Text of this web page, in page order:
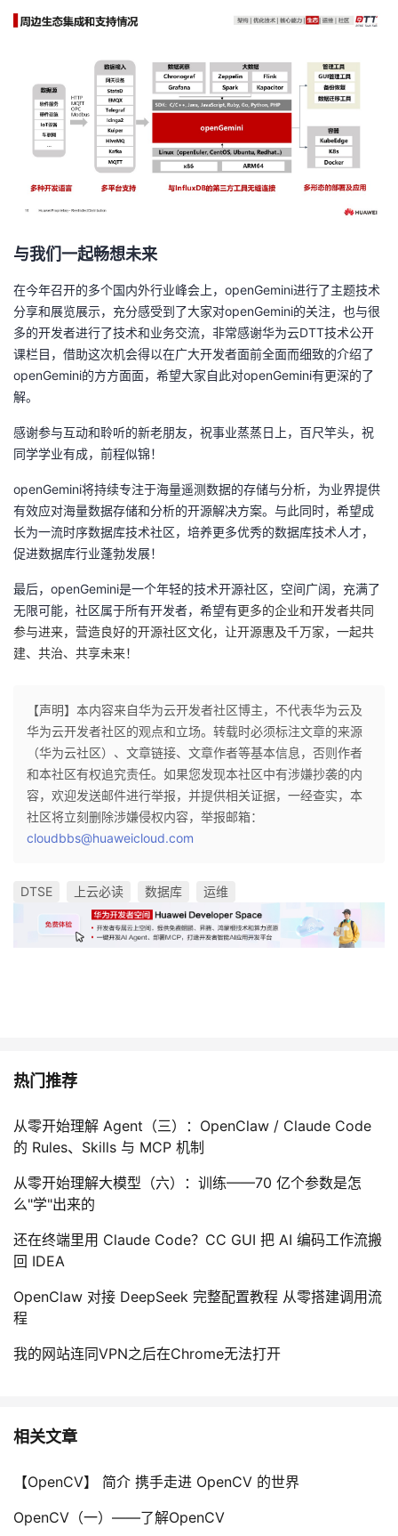
与我们一起畅想未来
在今年召开的多个国内外行业峰会上，openGemini进行了主题技术
分享和展览展示，充分感受到了大家对openGemini的关注，也与很
多的开发者进行了技术和业务交流，非常感谢华为云DTT技术公开
课栏目，借助这次机会得以在广大开发者面前全面而细致的介绍了
openGemini的方方面面，希望大家自此对openGemini有更深的了
解。
感谢参与互动和聆听的新老朋友，祝事业蒸蒸日上，百尺竿头，祝
同学学业有成，前程似锦！
openGemini将持续专注于海量遥测数据的存储与分析，为业界提供
有效应对海量数据存储和分析的开源解决方案。与此同时，希望成
长为一流时序数据库技术社区，培养更多优秀的数据库技术人才，
促进数据库行业蓬勃发展！
最后，openGemini是一个年轻的技术开源社区，空间广阔，充满了
无限可能，社区属于所有开发者，希望有更多的企业和开发者共同
参与进来，营造良好的开源社区文化，让开源惠及千万家，一起共
建、共治、共享未来！
【声明】本内容来自华为云开发者社区博主，不代表华为云及
华为云开发者社区的观点和立场。转载时必须标注文章的来源
（华为云社区）、文章链接、文章作者等基本信息，否则作者
和本社区有权追究责任。如果您发现本社区中有涉嫌抄袭的内
容，欢迎发送邮件进行举报，并提供相关证据，一经查实，本
社区将立刻删除涉嫌侵权内容，举报邮箱：
cloudbbs@huaweicloud.com
DTSE 上云必读 数据库 运维
热门推荐
从零开始理解 Agent（三）：OpenClaw / Claude Code
的 Rules、Skills 与 MCP 机制
从零开始理解大模型（六）：训练——70 亿个参数是怎
么"学"出来的
还在终端里用 Claude Code？CC GUI 把 AI 编码工作流搬
回 IDEA
OpenClaw 对接 DeepSeek 完整配置教程 从零搭建调用流
程
我的网站连同VPN之后在Chrome无法打开
相关文章
【OpenCV】 简介 携手走进 OpenCV 的世界
OpenCV（一）——了解OpenCV